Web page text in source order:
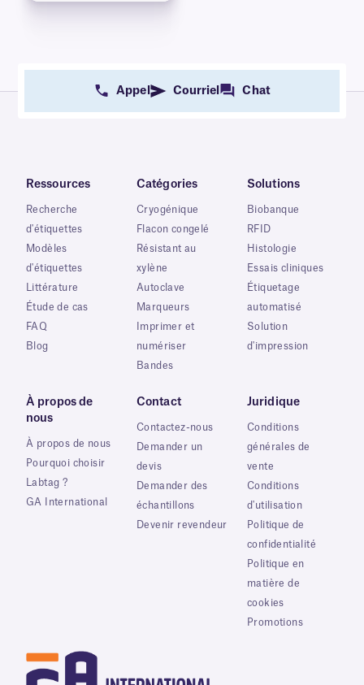
Appel Courriel Chat
Ressources
Recherche
d'étiquettes
Modèles
d'étiquettes
Littérature
Étude de cas
FAQ
Blog
Catégories
Cryogénique
Flacon congelé
Résistant au
xylène
Autoclave
Marqueurs
Imprimer et
numériser
Bandes
Solutions
Biobanque
RFID
Histologie
Essais cliniques
Étiquetage
automatisé
Solution
d'impression
À propos de
nous
À propos de nous
Pourquoi choisir
Labtag ?
GA International
Contact
Contactez-nous
Demander un
devis
Demander des
échantillons
Devenir revendeur
Juridique
Conditions
générales de
vente
Conditions
d'utilisation
Politique de
confidentialité
Politique en
matière de
cookies
Promotions